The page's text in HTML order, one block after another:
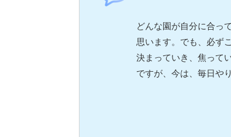
どんな園が自分に合っ
思います。でも、必ず
決まっていき、焦って
ですが、今は、毎日や